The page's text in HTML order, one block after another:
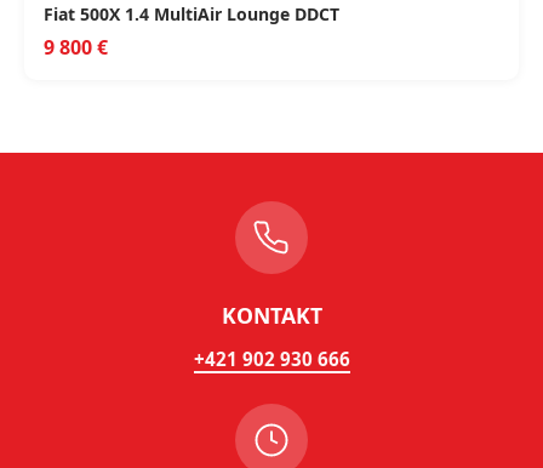
Fiat 500X 1.4 MultiAir Lounge DDCT
9 800 €
KONTAKT
+421 902 930 666